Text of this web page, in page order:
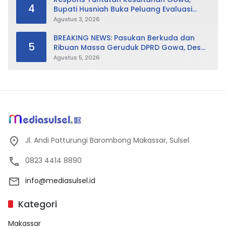
4
Bupati Husniah Buka Peluang Evaluasi
Perda LAD: Bisa Direvisi Bahkan Diganti
Agustus 3, 2026
5
BREAKING NEWS: Pasukan Berkuda dan
Ribuan Massa Geruduk DPRD Gowa, Desak
Cabut Perda LAD
Agustus 5, 2026
Jl. Andi Patturungi Barombong Makassar, Sulsel
0823 4414 8890
info@mediasulsel.id
Kategori
Makassar